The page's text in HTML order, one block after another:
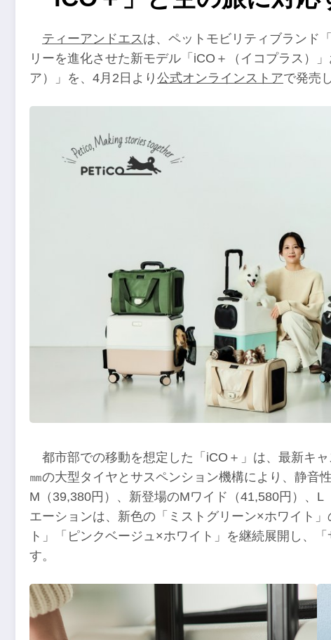
ティーアンドエス は、ペットモビリティブランド
リーを進化させた新モデル「iCO＋（イコプラス）
ア）」を、4月2日より 公式オンラインストアで発売
都市部での移動を想定した「iCO＋」は、最新キ
㎜の大型タイヤとサスペンション機構により、静音
M（39,380円）、新登場のMワイド（41,580円）、
エーションは、新色の「ミストグリーン×ホワイト
ト」「ピンクベージュ×ホワイト」を継続展開し、
す。